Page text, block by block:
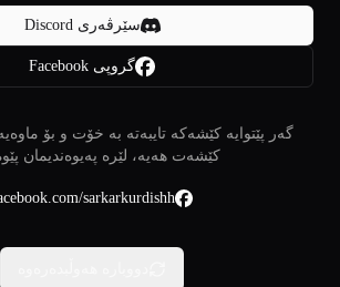
سێرڤەری Discord
گروپی Facebook
گەر پێتوایە کێشەکە تایبەتە بە خۆت و بۆ
کێشەت هەیە، لێرە پەیوەندیمان
sarkarkurdishh